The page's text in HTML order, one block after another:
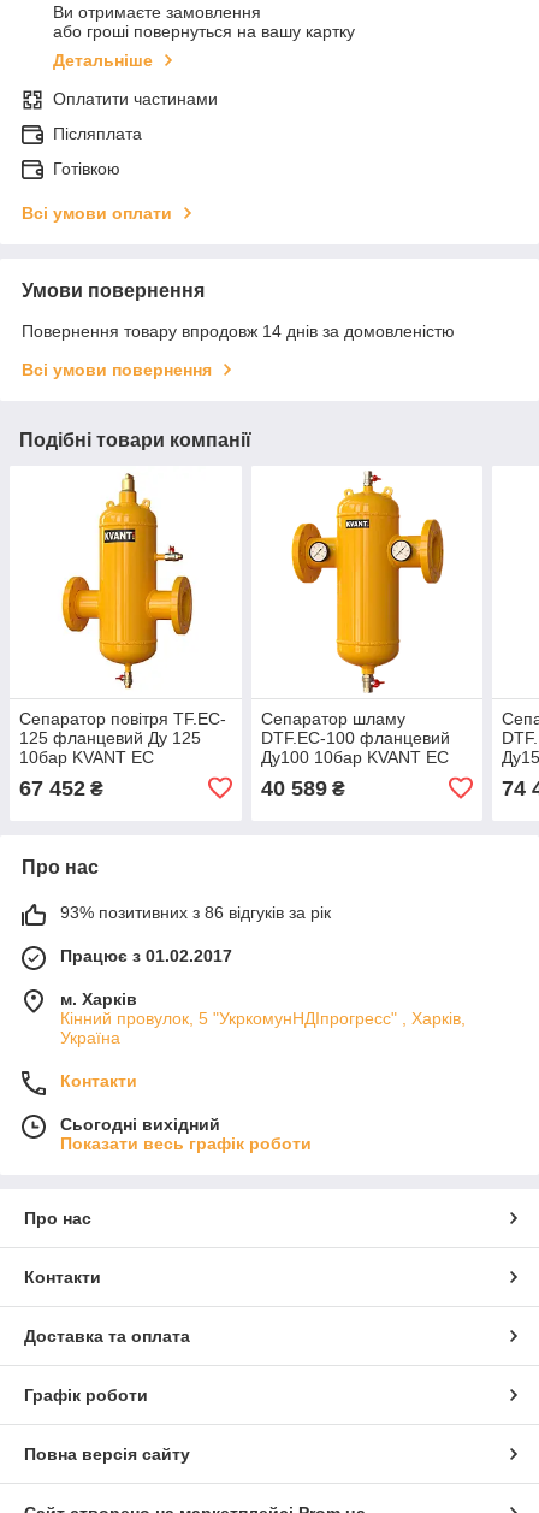
Ви отримаєте замовлення
або гроші повернуться на вашу картку
Детальніше
Оплатити частинами
Післяплата
Готівкою
Всі умови оплати
Умови повернення
Повернення товару впродовж 14 днів за домовленістю
Всі умови повернення
Подібні товари компанії
Сепаратор повітря ТF.EC-
125 фланцевий Ду 125
10бар KVANT EC
67 452 ₴
Сепаратор шламу
DTF.EC-100 фланцевий
Ду100 10бар KVANT EC
40 589₴ 74
Про нас
93% позитивних з 86 відгуків за рік
Працює з 01.02.2017
м. Харків
Кінний провулок, 5 "УкркомунНДІпрогресс" , Харків,
Україна
Контакти
Сьогодні вихідний
Показати весь графік роботи
Про нас
Контакти
Доставка та оплата
Графік роботи
Повна версія сайту